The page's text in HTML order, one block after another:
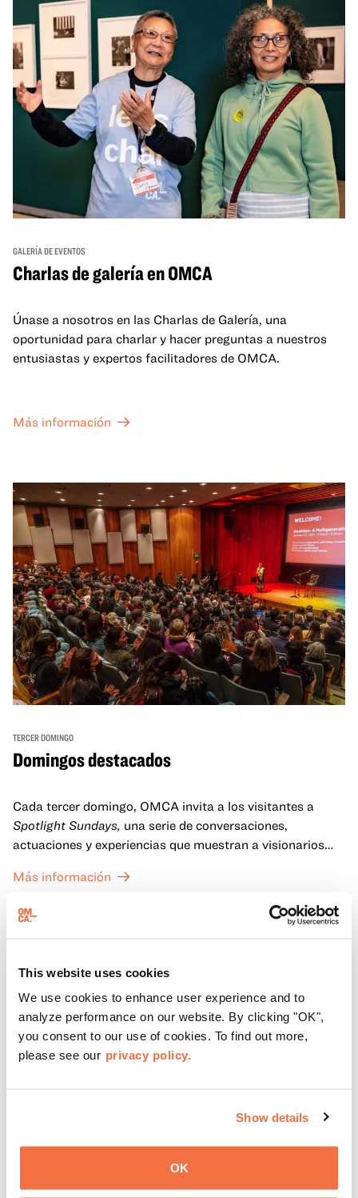
This website uses cookies
We use cookies to enhance user experience and to
analyze performance on our website. By clicking "OK",
you consent to our use of cookies. To find out more,
please see our privacy policy.
Show details
OK
GALERÍA DE EVENTOS
Charlas de galería en OMCA
Únase a nosotros en las Charlas de Galería, una
oportunidad para charlar y hacer preguntas a nuestros
entusiastas y expertos facilitadores de OMCA.
Más información
TERCER DOMINGO
Domingos destacados
Cada tercer domingo, OMCA invita a los visitantes a
Spotlight Sundays, una serie de conversaciones,
actuaciones y experiencias que muestran a visionarios
Más información
PRIMEROS DOMINGOS